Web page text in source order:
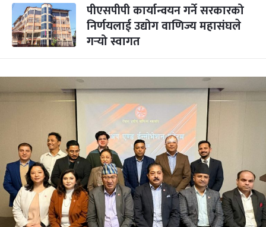
पीएसपीपी कार्यान्वयन गर्ने सरकारको
निर्णयलाई उद्योग वाणिज्य महासंघले
गर्‍यो स्वागत